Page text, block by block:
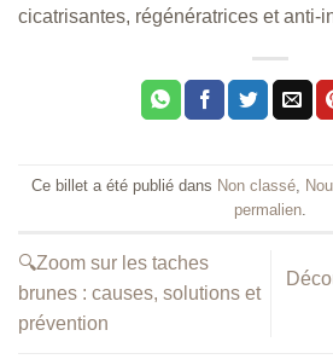
cicatrisantes, régénératrices et anti-
Ce billet a été publié dans Non classé,
permalien
🔍Zoom sur les taches
brunes : causes, solutions et
prévention